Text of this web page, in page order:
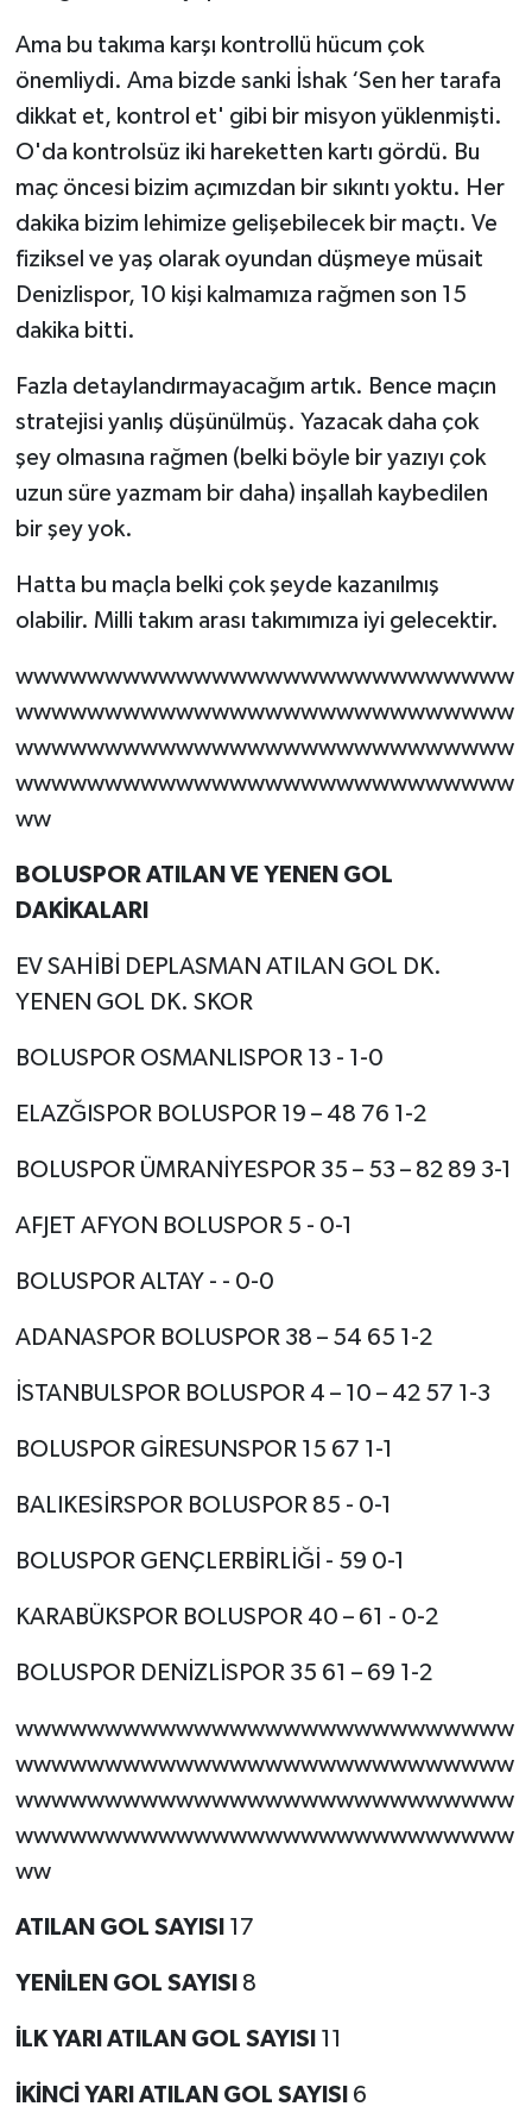
Ama bu takıma karşı kontrollü hücum çok
önemliydi. Ama bizde sanki İshak ‘Sen her tarafa
dikkat et, kontrol et' gibi bir misyon yüklenmişti.
O'da kontrolsüz iki hareketten kartı gördü. Bu
maç öncesi bizim açımızdan bir sıkıntı yoktu. Her
dakika bizim lehimize gelişebilecek bir maçtı. Ve
fiziksel ve yaş olarak oyundan düşmeye müsait
Denizlispor, 10 kişi kalmamıza rağmen son 15
dakika bitti.
Fazla detaylandırmayacağım artık. Bence maçın
stratejisi yanlış düşünülmüş. Yazacak daha çok
şey olmasına rağmen (belki böyle bir yazıyı çok
uzun süre yazmam bir daha) inşallah kaybedilen
bir şey yok.
Hatta bu maçla belki çok şeyde kazanılmış
olabilir. Milli takım arası takımımıza iyi gelecektir.
wwwwwwwwwwwwwwwwwwwwwwwwwwww
wwwwwwwwwwwwwwwwwwwwwwwwwwww
wwwwwwwwwwwwwwwwwwwwwwwwwwww
wwwwwwwwwwwwwwwwwwwwwwwwwwww
ww
BOLUSPOR ATILAN VE YENEN GOL
DAKİKALARI
EV SAHİBİ DEPLASMAN ATILAN GOL DK.
YENEN GOL DK. SKOR
BOLUSPOR OSMANLISPOR 13 - 1-0
ELAZĞISPOR BOLUSPOR 19 – 48 76 1-2
BOLUSPOR ÜMRANİYESPOR 35 – 53 – 82 89 3-1
AFJET AFYON BOLUSPOR 5 - 0-1
BOLUSPOR ALTAY - - 0-0
ADANASPOR BOLUSPOR 38 – 54 65 1-2
İSTANBULSPOR BOLUSPOR 4 – 10 – 42 57 1-3
BOLUSPOR GİRESUNSPOR 15 67 1-1
BALIKESİRSPOR BOLUSPOR 85 - 0-1
BOLUSPOR GENÇLERBİRLİĞİ - 59 0-1
KARABÜKSPOR BOLUSPOR 40 – 61 - 0-2
BOLUSPOR DENİZLİSPOR 35 61 – 69 1-2
wwwwwwwwwwwwwwwwwwwwwwwwwwww
wwwwwwwwwwwwwwwwwwwwwwwwwwww
wwwwwwwwwwwwwwwwwwwwwwwwwwww
wwwwwwwwwwwwwwwwwwwwwwwwwwww
ww
ATILAN GOL SAYISI 17
YENİLEN GOL SAYISI 8
İLK YARI ATILAN GOL SAYISI 11
İKİNCİ YARI ATILAN GOL SAYISI 6